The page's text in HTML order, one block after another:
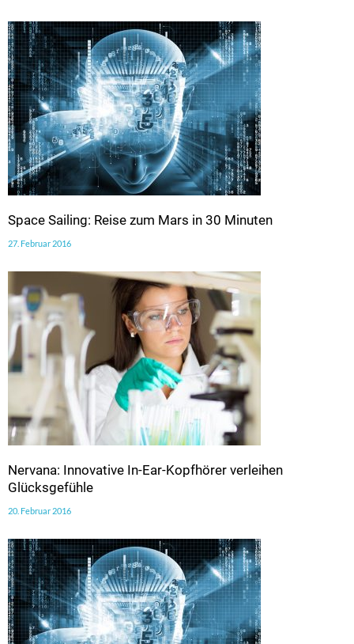
Space Sailing: Reise zum Mars in 30 Minuten
27. Februar 2016
Nervana: Innovative In-Ear-Kopfhörer verleihen
Glücksgefühle
20. Februar 2016